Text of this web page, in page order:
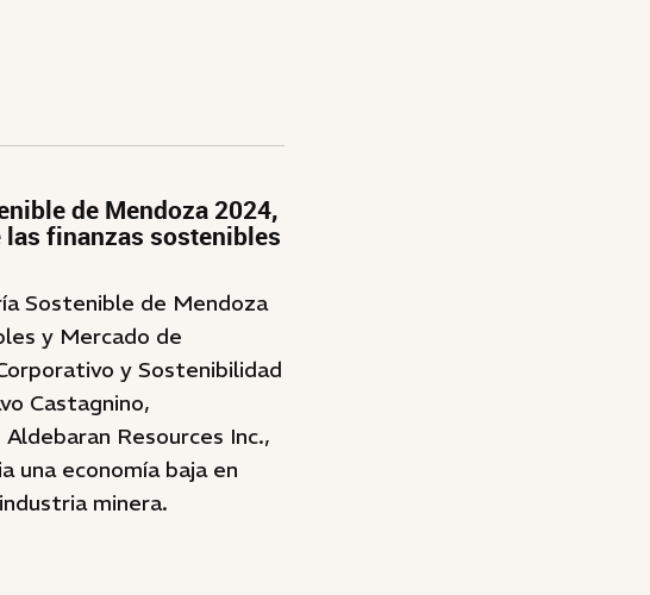
de Mendoza 2024,
finanzas sostenibles
Sostenible de Mendoza
y Mercado de
y Sostenibilidad
Castagnino,
Resources Inc.,
una economía baja en
minera.